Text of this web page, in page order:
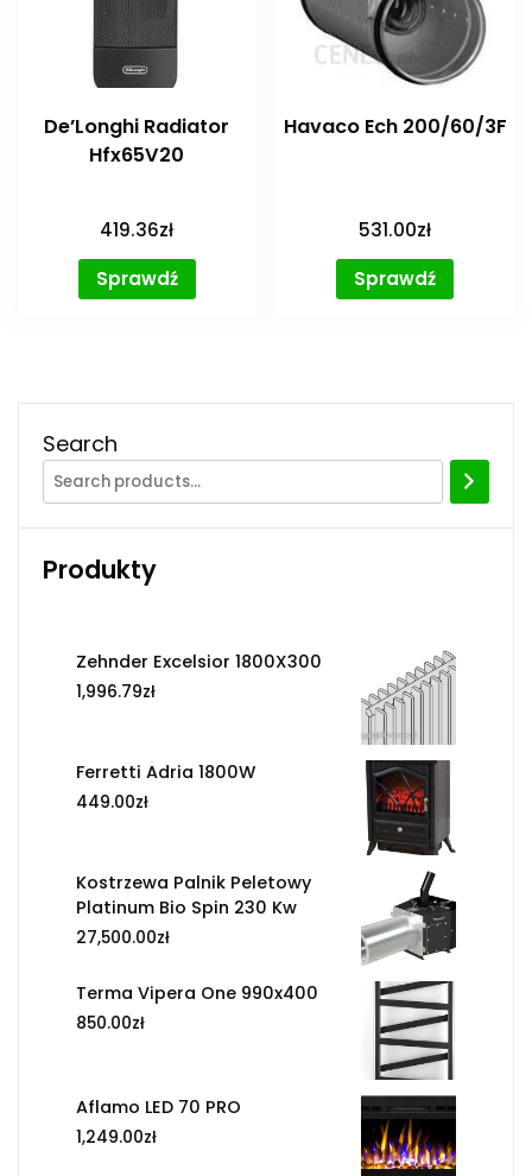
De’Longhi Radiator
Hfx65V20
419.36zł
Sprawdź
Havaco Ech 200/60/3F
531.00zł
Sprawdź
Search
Produkty
Zehnder Excelsior 1800X300
1,996.79zł
Ferretti Adria 1800W
449.00zł
Kostrzewa Palnik Peletowy
Platinum Bio Spin 230 Kw
27,500.00zł
Terma Vipera One 990x400
850.00zł
Aflamo LED 70 PRO
1,249.00zł